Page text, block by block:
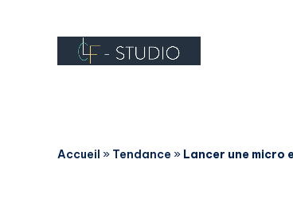
Accueil » Tendance » Lancer une micro